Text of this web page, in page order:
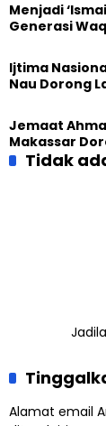
Menjadi
Generasi
Pengabdian
Ijtima
Nau Dorong
yang Militan
Jemaat
Makassar
Kesadaran
Tidak
Alamat email